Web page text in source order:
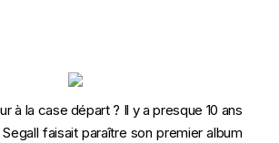
à la case départ ? Il y a presque 10 ans
faisait paraître son premier album